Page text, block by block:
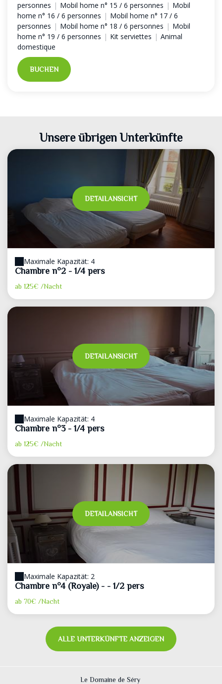
personnes | Mobil home n° 15 / 6 personnes | Mobil
home n° 16 / 6 personnes | Mobil home n° 17 / 6
personnes | Mobil home n° 18 / 6 personnes | Mobil
home n° 19 / 6 personnes | Kit serviettes | Animal
domestique
BUCHEN
Unsere übrigen Unterkünfte
DETAILANSICHT
Maximale Kapazität: 4
Chambre n°2 - 1/4 pers
ab 125€ /Nacht
DETAILANSICHT
Maximale Kapazität: 4
Chambre n°3 - 1/4 pers
ab 125€ /Nacht
DETAILANSICHT
Maximale Kapazität: 2
Chambre n°4 (Royale) - - 1/2 pers
ab 70€ /Nacht
ALLE UNTERKÜNFTE ANZEIGEN
Le Domaine de Séry